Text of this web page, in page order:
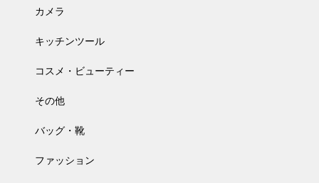
カメラ
キッチンツール
コスメ・ビューティー
その他
バッグ・靴
ファッション